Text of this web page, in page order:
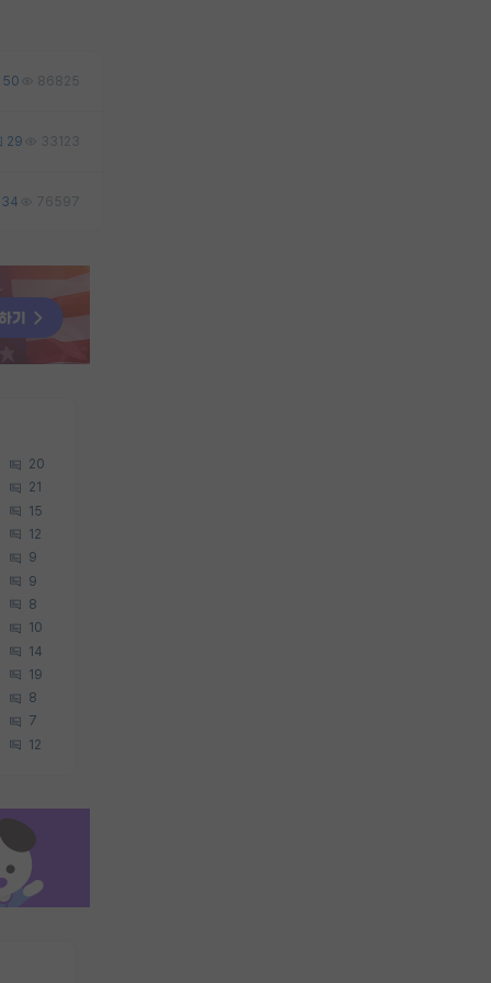
50 86825
29 33123
34 76597
20
21
15
12
9
9
8
10
14
19
8
7
12